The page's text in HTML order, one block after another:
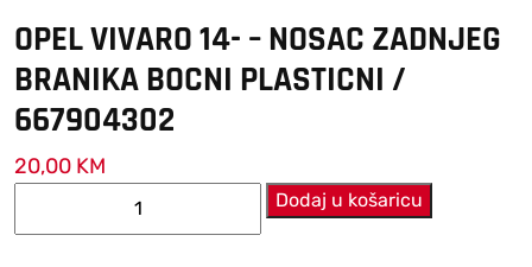
OPEL VIVARO 14- – NOSAC ZADNJEG
BRANIKA BOCNI PLASTICNI /
667904302
20,00 KM
Dodaj u košaricu